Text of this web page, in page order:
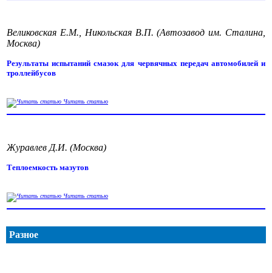
Великовская Е.М., Никольская В.П. (Автозавод им. Сталина,
Москва)
Результаты испытаний смазок для червячных передач автомобилей и
троллейбусов
Читать статью
Журавлев Д.И. (Москва)
Теплоемкость мазутов
Читать статью
Разное